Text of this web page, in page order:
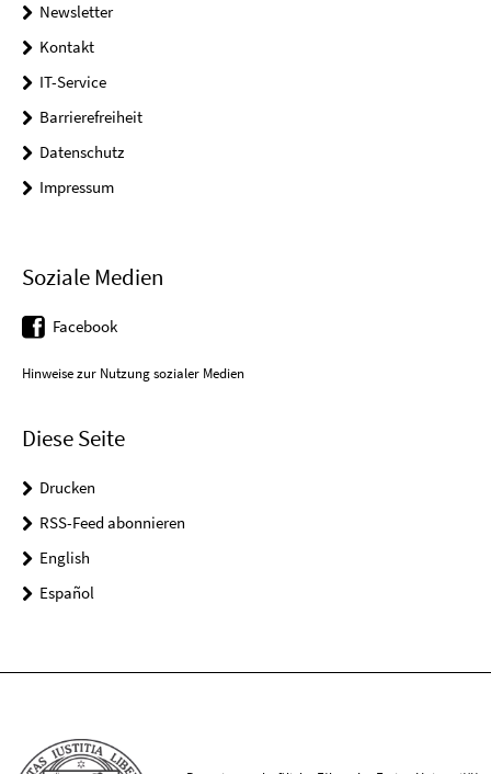
Newsletter
Kontakt
IT-Service
Barrierefreiheit
Datenschutz
Impressum
Soziale Medien
Facebook
Hinweise zur Nutzung sozialer Medien
Diese Seite
Drucken
RSS-Feed abonnieren
English
Español